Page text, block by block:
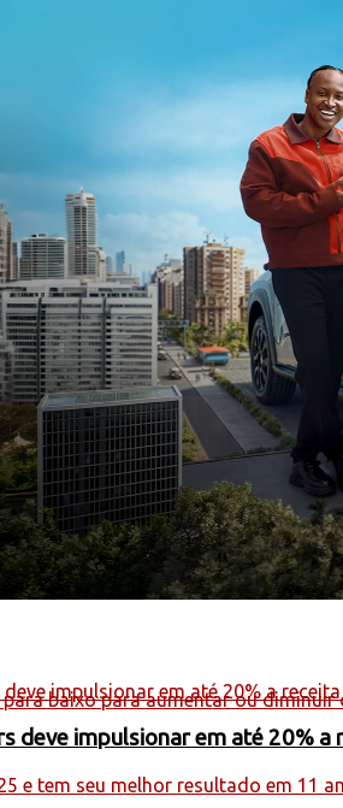
baixo para aumentar ou diminuir
deve impulsionar em até 20%